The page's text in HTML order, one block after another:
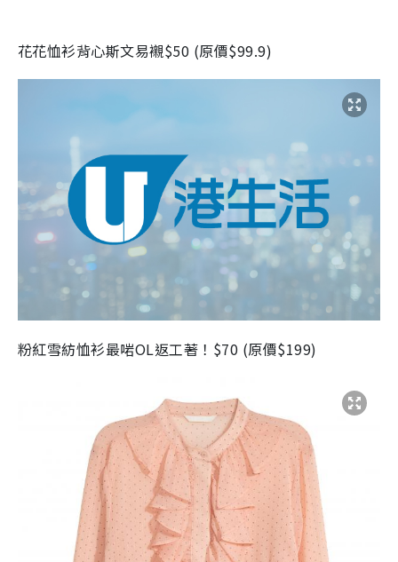
花花恤衫背心斯文易襯$50 (原價$99.9)
粉紅雪紡恤衫最啱OL返工著！ $70 (原價$199)